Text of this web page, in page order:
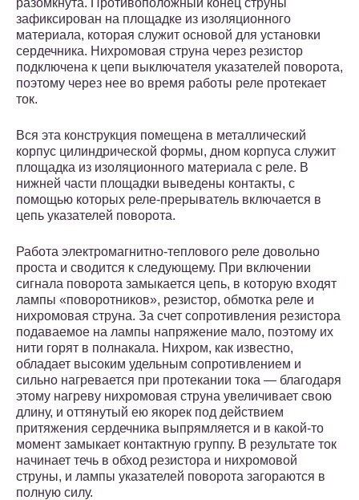
зафиксирован на площадке из изоляционного
материала, которая служит основой для установки
сердечника. Нихромовая струна через резистор
подключена к цепи выключателя указателей поворота,
поэтому через нее во время работы реле протекает
ток.
Вся эта конструкция помещена в металлический
корпус цилиндрической формы, дном корпуса служит
площадка из изоляционного материала с реле. В
нижней части площадки выведены контакты, с
помощью которых реле-прерыватель включается в
цепь указателей поворота.
Работа электромагнитно-теплового реле довольно
проста и сводится к следующему. При включении
сигнала поворота замыкается цепь, в которую входят
лампы «поворотников», резистор, обмотка реле и
нихромовая струна. За счет сопротивления резистора
подаваемое на лампы напряжение мало, поэтому их
нити горят в полнакала. Нихром, как известно,
обладает высоким удельным сопротивлением и
сильно нагревается при протекании тока — благодаря
этому нагреву нихромовая струна увеличивает свою
длину, и оттянутый ею якорек под действием
притяжения сердечника выпрямляется и в какой-то
момент замыкает контактную группу. В результате ток
начинает течь в обход резистора и нихромовой
струны, и лампы указателей поворота загораются в
полную силу.